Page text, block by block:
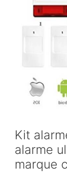
Kit
alarme
marque